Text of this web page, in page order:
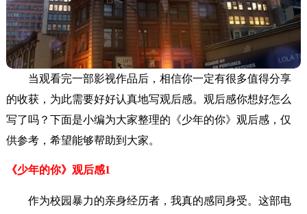
当观看完一部影视作品后，相信你一定有很多值得分享
的收获，为此需要好好认真地写观后感。观后感你想好怎么
写了吗？下面是小编为大家整理的《少年的你》观后感，仅
供参考，希望能够帮助到大家。
《少年的你》观后感1
作为校园暴力的亲身经历者，我真的感同身受。这部电